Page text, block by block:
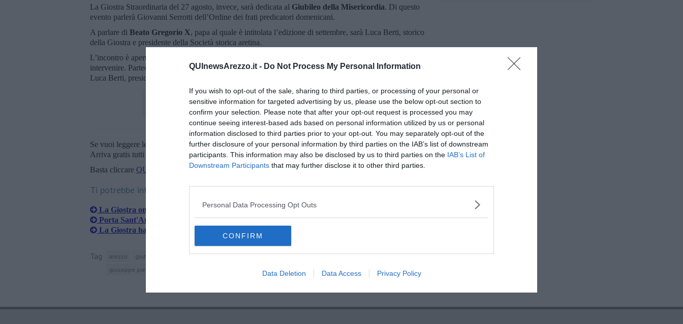
QUInewsArezzo.it - Do Not Process My Personal Information
If you wish to opt-out of the sale, sharing to third parties, or processing of your personal or
sensitive information for targeted advertising by us, please use the below opt-out section to
confirm your selection. Please note that after your opt-out request is processed you may
continue seeing interest-based ads based on personal information utilized by us or personal
information disclosed to third parties prior to your opt-out. You may separately opt-out of the
further disclosure of your personal information by third parties on the IAB’s list of downstream
participants. This information may also be disclosed by us to third parties on the IAB’s List of
Downstream Participants that may further disclose it to other third parties.
Personal Data Processing Opt Outs
CONFIRM
Data Deletion Data Access Privacy Policy
La Giostra Straordinaria del 27 agosto, invece, sarà dedicata al Giubileo della Misericordia. Di questo
evento parlerà Giovanni Serrotti dell’Ordine dei frati predicatori domenicani.
A parlare di Beato Gregorio X, papa al quale è intitolata l’edizione di settembre, sarà Luca Berti, storico
della Giostra e presidente della Società storica aretina.
L’incontro è aperto a tutta la cittadinanza e si concluderà con un dibattito nel quale tutti i presenti potranno
intervenire. Parteciperanno alla conferenza Simone Catalani, rettore del Quartiere di Porta Crucifera, e
Luca Berti, presidente della Società storica aretina. Seguirà la visita alla sala delle vittorie del Quartiere.
Se vuoi leggere le notizie principali della Toscana iscriviti allaNewsletter QUInews - ToscanaMedia.
Arriva gratis tutti i giorni alle 20:00 direttamente nella tua casella di posta.
Basta cliccare QUI
Ti potrebbe interessare anche:
La Giostra omaggia Centini
Porta Sant'Andrea, un successo di pubblico
La Giostra ha un nuovo Cda
Tag arezzo giubileo giostra del saracino via san niccolò quartiere di porta crucifera
san donato
giuseppe pietri